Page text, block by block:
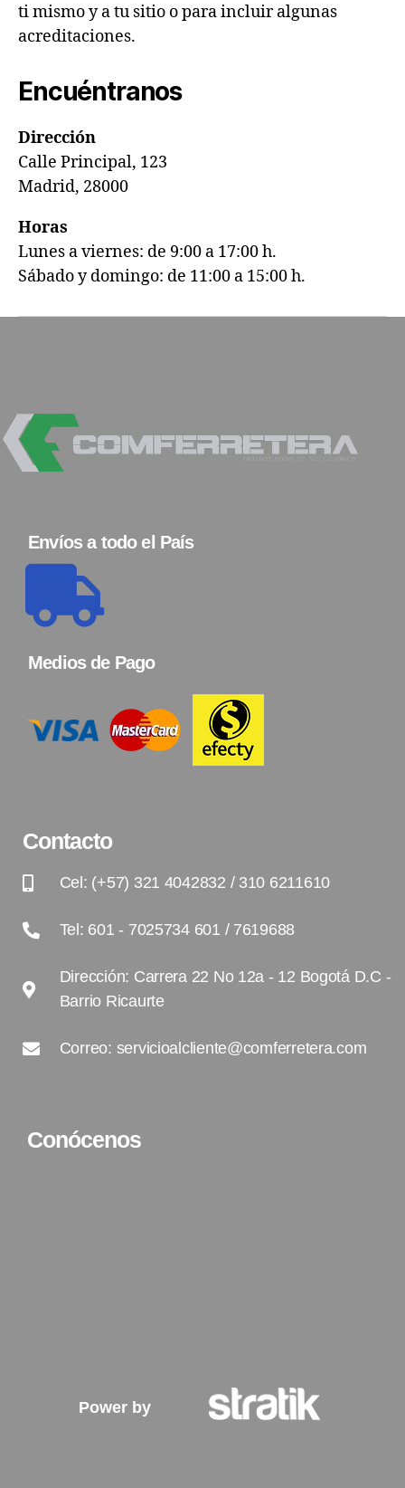
ti mismo y a tu sitio o para incluir algunas
acreditaciones.
Encuéntranos
Dirección
Calle Principal, 123
Madrid, 28000
Horas
Lunes a viernes: de 9:00 a 17:00 h.
Sábado y domingo: de 11:00 a 15:00 h.
Envíos a todo el País
Medios de Pago
Contacto
Cel: (+57) 321 4042832 / 310 6211610
Tel: 601 - 7025734 601 / 7619688
Dirección: Carrera 22 No 12a - 12 Bogotá D.C -
Barrio Ricaurte
Correo: servicioalcliente@comferretera.com
Conócenos
Power by